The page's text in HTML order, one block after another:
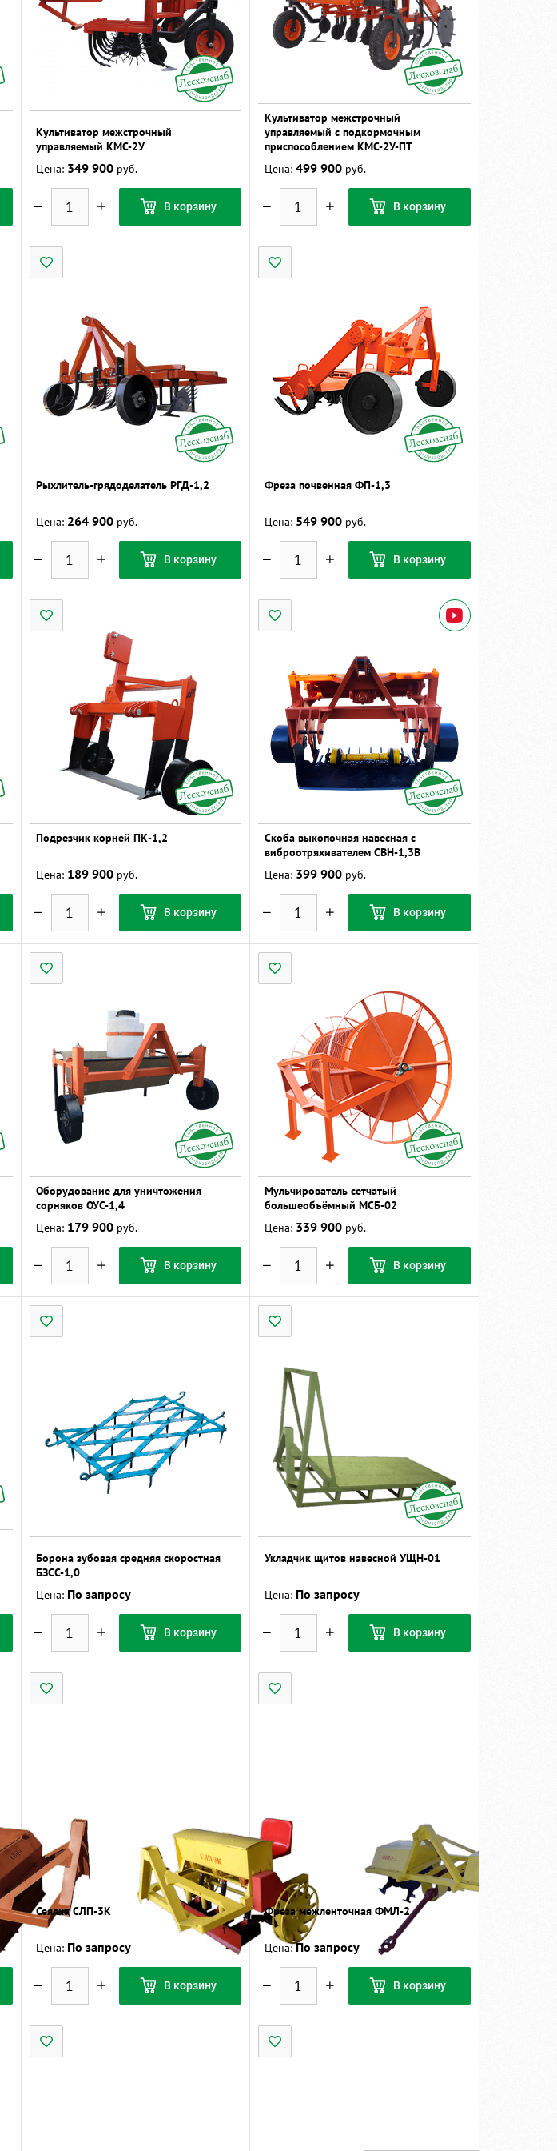
Культиватор межстрочный
управляемый КМС-2У
Цена: 349 900руб.
В корзину
Культиватор межстрочный
управляемый с подкормочным
приспособлением КМС-2У-ПТ
Цена: 499 900руб.
В корзину
Рыхлитель-грядоделатель РГД-1,2
Цена: 264 900руб.
В корзину
Фреза почвенная ФП-1,3
Цена: 549 900руб.
В корзину
Подрезчик корней ПК-1,2
Цена: 189 900руб.
В корзину
Скоба выкопочная навесная с
виброотряхивателем СВН-1,3В
Цена: 399 900руб.
В корзину
Оборудование для уничтожения
сорняков ОУС-1,4
Цена: 179 900руб.
В корзину
Мульчирователь сетчатый
большеобъёмный МСБ-02
Цена: 339 900руб.
В корзину
Борона зубовая средняя скоростная
БЗСС-1,0
Цена: По запросу
В корзину
Укладчик щитов навесной УЩН-01
Цена: По запросу
В корзину
Сеялка СЛП-3К
Цена: По запросу
В корзину
Фреза межленточная ФМЛ-2
Цена:По запросу
В корзину